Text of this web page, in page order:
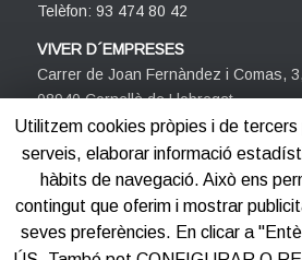
Telèfon: 93 474 80 42
VIVER D´EMPRESES
Carrer de Joan Fernàndez i Comas, 3,
08940 Cornellà de Llobregat
Barcelona
Telèfon: 93 474 80 42
Utilitzem cookies pròpies i de tercers
serveis, elaborar informació
hàbits de navegació. Això ens
contingut que oferim i mostrar
seves preferències. En clicar a